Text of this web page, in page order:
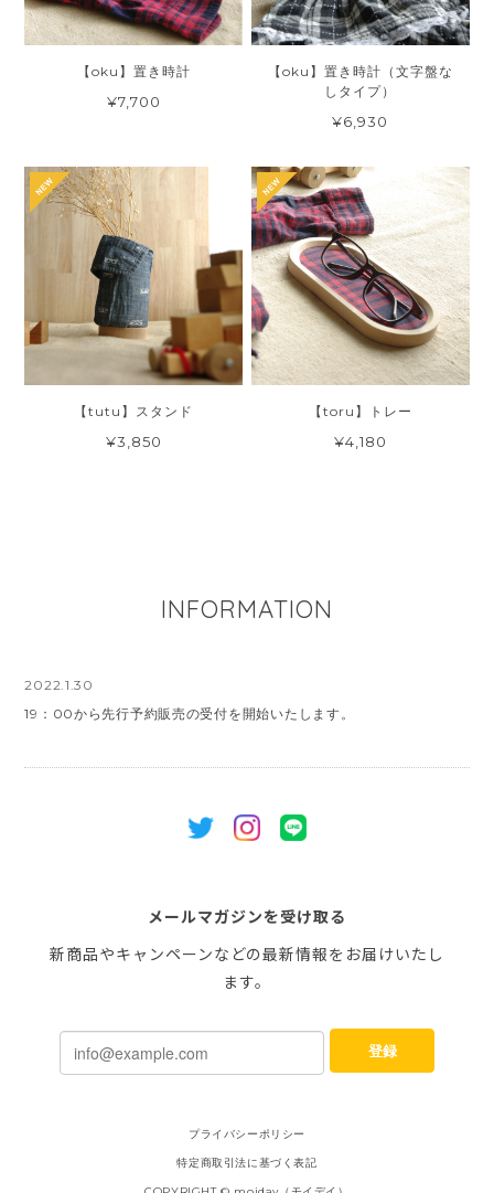
【oku】置き時計
¥7,700
【oku】置き時計（文字盤な
しタイプ）
¥6,930
【tutu】スタンド
¥3,850
【toru】トレー
¥4,180
INFORMATION
2022.1.30
19：00から先行予約販売の受付を開始いたします。
メールマガジンを受け取る
新商品やキャンペーンなどの最新情報をお届けいたし
ます。
登録
プライバシーポリシー
特定商取引法に基づく表記